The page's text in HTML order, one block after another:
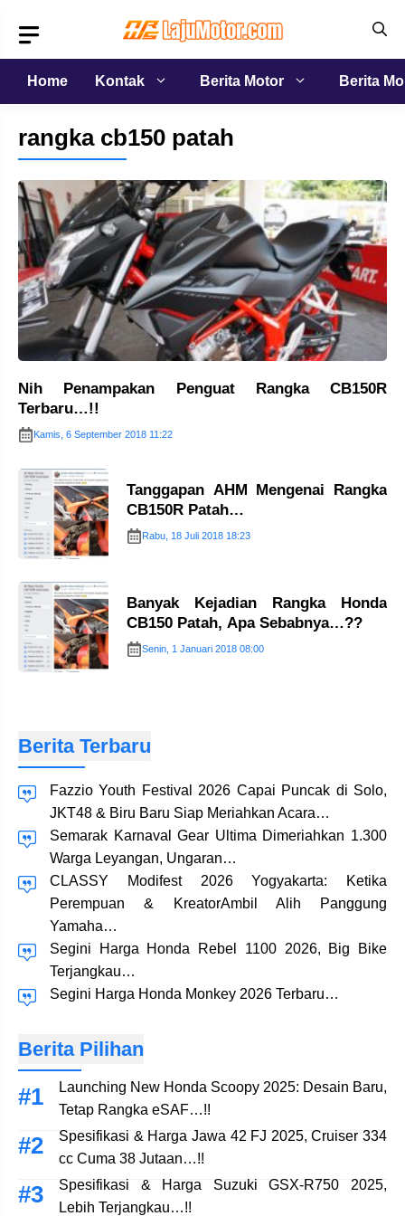
isi
Home
Kontak Berita Motor Berita
rangka cb150 patah
Nih Penampakan Penguat Rangka CB150R
Terbaru…!!
Kamis, 6 September 2018 11:22
Tanggapan AHM Mengenai Rangka
CB150R Patah…
Rabu, 18 Juli 2018 18:23
Banyak Kejadian Rangka Honda
CB150 Patah, Apa Sebabnya…??
Senin, 1 Januari 2018 08:00
Berita Terbaru
Fazzio Youth Festival 2026 Capai Puncak di Solo,
JKT48 & Biru Baru Siap Meriahkan Acara…
Semarak Karnaval Gear Ultima Dimeriahkan 1.300
Warga Leyangan, Ungaran…
CLASSY Modifest 2026 Yogyakarta: Ketika
Perempuan & KreatorAmbil Alih Panggung
Yamaha…
Segini Harga Honda Rebel 1100 2026, Big Bike
Terjangkau…
Segini Harga Honda Monkey 2026 Terbaru…
Berita Pilihan
Launching New Honda Scoopy 2025: Desain Baru,
Tetap Rangka eSAF…!!
Spesifikasi & Harga Jawa 42 FJ 2025, Cruiser 334
cc Cuma 38 Jutaan…!!
Spesifikasi & Harga Suzuki GSX-R750 2025,
Lebih Terjangkau…!!